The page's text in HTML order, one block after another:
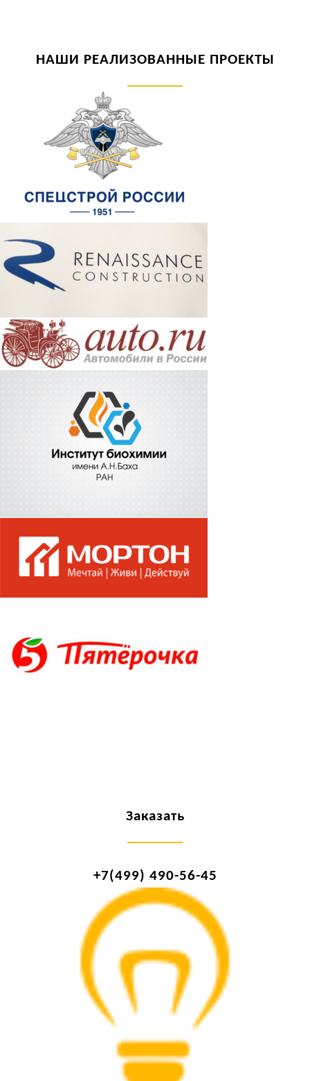
НАШИ РЕАЛИЗОВАННЫЕ ПРОЕКТЫ
Заказать
+7(499) 490-56-45